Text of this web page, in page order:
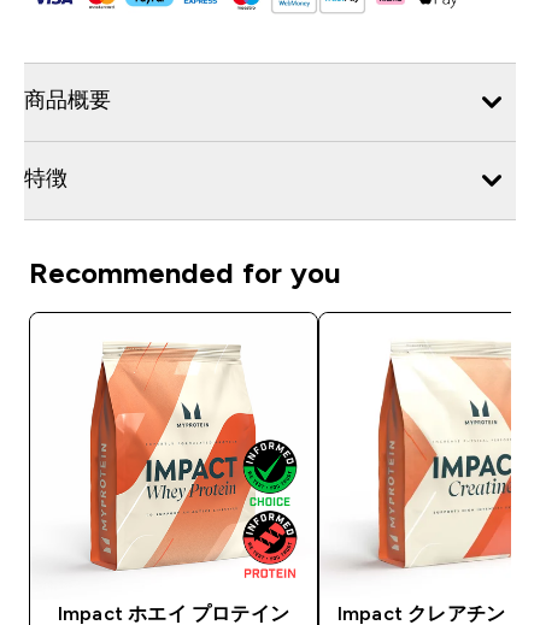
商品概要
特徴
Recommended for you
Impact ホエイ プロテイン
Impact クレアチン モ